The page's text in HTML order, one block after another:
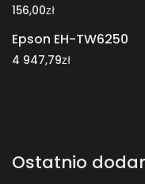
156,00zł
Epson EH-TW6250
4 947,79zł
Ostatnio